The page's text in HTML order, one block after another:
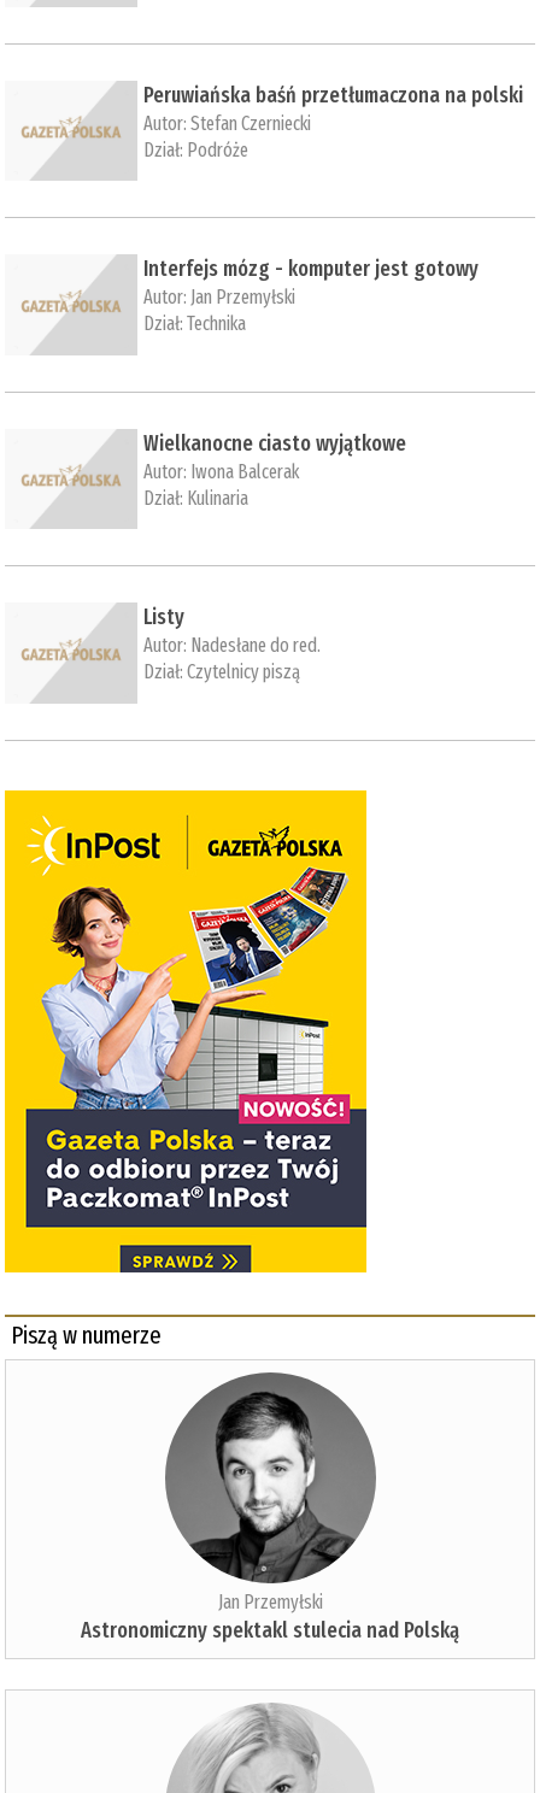
Peruwiańska baśń przetłumaczona na polski
Autor:Stefan Czerniecki
Dział: Podróże
Interfejs mózg - komputer jest gotowy
Autor: Jan Przemyłski
Dział:Technika
Wielkanocne ciasto wyjątkowe
Autor: Iwona Balcerak
Dział: Kulinaria
Listy
Autor: Nadesłane do red.
Dział:Czytelnicy piszą
Piszą w numerze
Jan Przemyłski
Astronomiczny spektakl stulecia nad Polską